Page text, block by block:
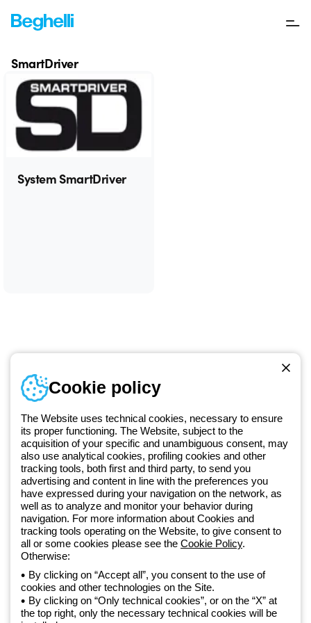
System SmartDriver
SYSTEMY BEGHELLI
SmartDriver
System SmartDriver
Od 2025 roku firma Beghelli jest częścią Grupy GEWISS, działając w
ramach ekosystemu GEWISS LightZone, w którym tworzymy
zintegrowane rozwiązania oświetleniowe, przekształcające
złożoność w prostotę oraz wspierające profesjonalistów i
użytkowników w realizacji ich potrzeb.Dowiedz się więcej o GEWISS
Numer telefonu
Od poniedziałku do piątku w godzinach 8:00 do 16:00
+48 32 422 55 79
Polityka prywatności
Polityka cookies
Ogólne warunki sprzedaży
Cookie policy
The Website uses technical cookies, necessary to ensure
its proper functioning. The Website, subject to the
acquisition of your specific and unambiguous consent, may
also use analytical cookies, profiling cookies and other
tracking tools, both first and third party, to send you
advertising and content in line with the preferences you
have expressed during your navigation on the network, as
well as to analyze and monitor your behavior during
navigation. For more information about Cookies and
tracking tools operating on the Website, to give consent to
all or some cookies please see the Cookie Policy.
Otherwise:
By clicking on “Accept all”, you consent to the use of
cookies and other technologies on the Site.
By clicking on “Only technical cookies”, or on the “X” at
the top right, only the necessary technical cookies will be